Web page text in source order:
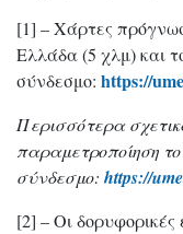
[1] – Χάρτες
Ελλάδα (5 χλμ) και
σύνδεσμο: https://
Περισσότερα
παραμετροποίηση
σύνδεσμο: https://
[2] – Οι δορυφορικές